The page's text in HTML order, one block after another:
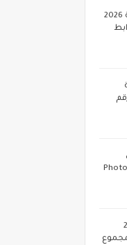
رابط نتيجة الثانوية العامة 2026
برقم